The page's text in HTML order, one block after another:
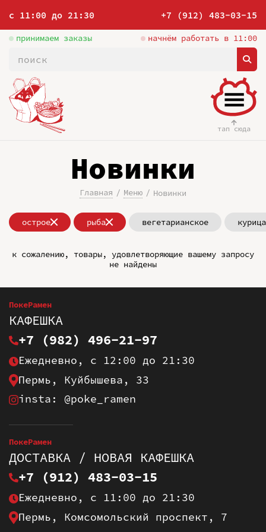
с 11:00 до 21:30 +7 (912) 483-03-15
принимаем заказы начнём работать в 11:00
тап сюда
Новинки
Главная Меню Новинки
острое рыба вегетарианское курица
к сожалению, товары, удовлетворяющие вашему запросу
не найдены
ПокеРамен
КАФЕШКА
+7 (982) 496-21-97
Ежедневно, с 12:00 до 21:30
Пермь, Куйбышева, 33
insta: @poke_ramen
ПокеРамен
ДОСТАВКА / НОВАЯ КАФЕШКА
+7 (912) 483-03-15
Ежедневно, с 11:00 до 21:30
Пермь, Комсомольский проспект, 7